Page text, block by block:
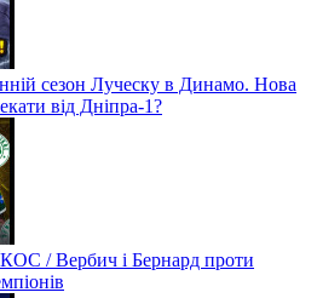
сезон Луческу в Динамо. Нова
від Дніпра-1?
/ Вербич і Бернард проти